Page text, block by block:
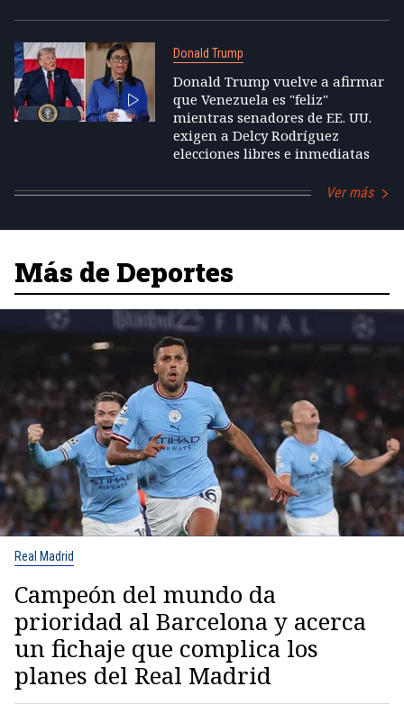
Donald Trump
Donald Trump vuelve a afirmar
que Venezuela es "feliz"
mientras senadores de EE. UU.
exigen a Delcy Rodríguez
elecciones libres e inmediatas
Ver más
Más de Deportes
Real Madrid
Campeón del mundo da
prioridad al Barcelona y acerca
un fichaje que complica los
planes del Real Madrid